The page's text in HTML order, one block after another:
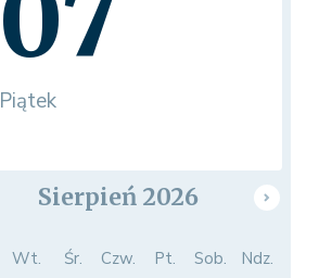
Piątek
Sierpień 2026
Wt. Śr. Czw. Pt. Sob. Ndz.